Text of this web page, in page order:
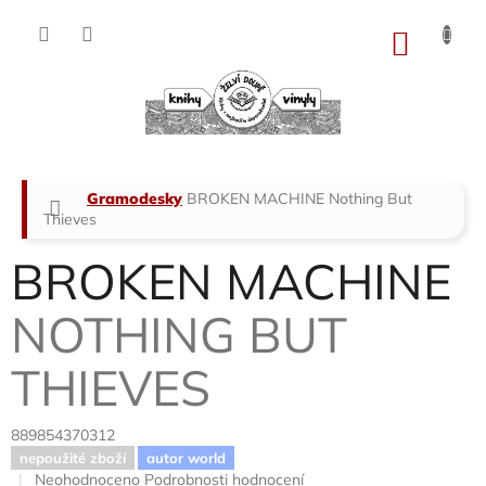
Domů
Gramodesky BROKEN MACHINE Nothing But
Thieves
BROKEN MACHINE
NOTHING BUT
THIEVES
889854370312
nepoužité zboží autor world
Průměrné
Neohodnoceno Podrobnosti hodnocení